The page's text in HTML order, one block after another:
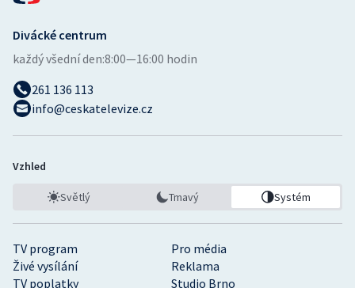
Vodní slalom
Volejbal
Ostatní
TV program
Pro média
Živé vysílání
Reklama
TV poplatky
Studio Brno
Divácké centrum
každý všední den:8:00—16:00 hodin
261 136 113
info@ceskatelevize.cz
Vzhled
Světlý Tmavý Systém